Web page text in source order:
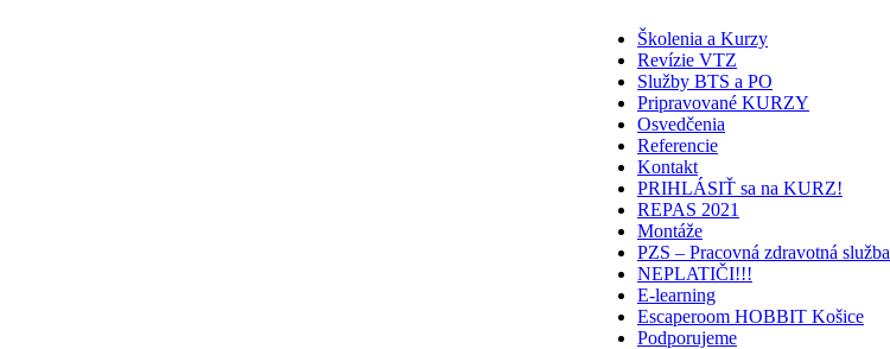
Školenia a Kurzy
Revízie VTZ
Služby BTS a PO
Pripravované KURZY
Osvedčenia
Referencie
Kontakt
PRIHLÁSIŤ sa na KURZ!
REPAS 2021
Montáže
PZS – Pracovná zdravotná služba
NEPLATIČI!!!
E-learning
Escaperoom HOBBIT Košice
Podporujeme